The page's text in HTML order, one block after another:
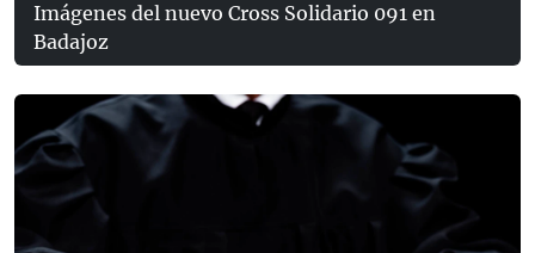
Imágenes del nuevo Cross Solidario 091 en
Badajoz